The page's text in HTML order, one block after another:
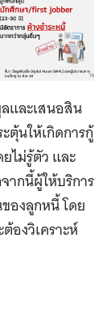
และเสนอสิน
ตุ้นให้เกิดการกู้
ไม่รู้ตัว และ
ากนี้ผู้ให้บริการ
องลูกหนี้ โดย
องวิเคราะห์